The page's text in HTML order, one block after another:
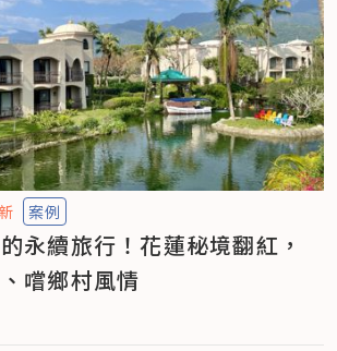
案例
永續旅行！花蓮秘境翻紅，
嚐鄉村風情